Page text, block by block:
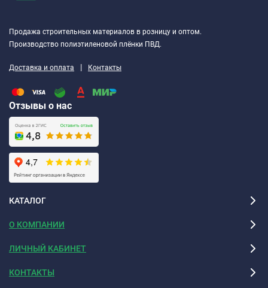
Продажа строительных материалов в розницу и оптом.
Производство полиэтиленовой плёнки ПВД.
Доставка и оплата | Контакты
Отзывы о нас
КАТАЛОГ
О КОМПАНИИ
ЛИЧНЫЙ КАБИНЕТ
КОНТАКТЫ